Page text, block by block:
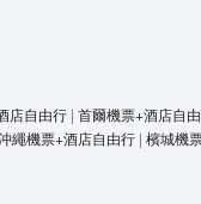
店自由行 | 首爾機票+酒店自
繩機票+酒店自由行 | 檳城機